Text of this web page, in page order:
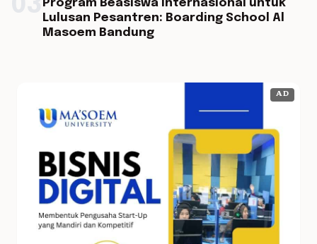
Program Beasiswa Internasional untuk
Lulusan Pesantren: Boarding School Al
Masoem Bandung
AD